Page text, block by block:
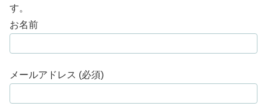
す。
お名前
メールアドレス (必須)